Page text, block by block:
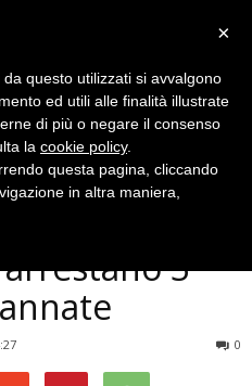
carabinieri
3
0
×
questo utilizzati si avvalgono
ed utili alle finalità illustrate
di più o negare il consenso
la cookie policy.
questa pagina, cliccando
in altra maniera,